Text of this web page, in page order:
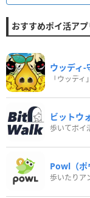
おすすめポイ活ア
ウッディ
「ウッデ
ビットウ
Powl（ポ